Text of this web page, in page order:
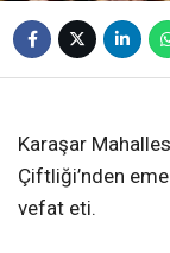
Karaşar
Çiftliği’nden
vefat eti.